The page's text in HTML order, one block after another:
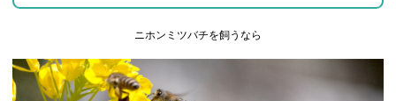
ニホンミツバチを飼うなら